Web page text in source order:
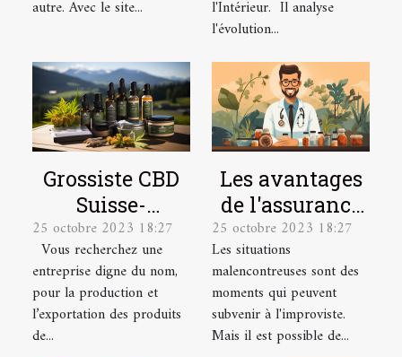
autre. Avec le site...
l'Intérieur. Il analyse
l'évolution...
Grossiste CBD
Suisse-
Producteur &
Exportateur
25 octobre 2023 18:27
Vous recherchez une
entreprise digne du nom,
pour la production et
l’exportation des produits
de...
Les avantages
de l'assurance
santé pour les
salariés
25 octobre 2023 18:27
Les situations
malencontreuses sont des
moments qui peuvent
subvenir à l'improviste.
Mais il est possible de...